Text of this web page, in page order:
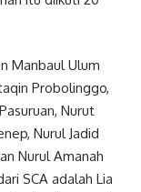
Manbaul Ulum
Probolinggo,
Nurut
Nurul Jadid
Nurul Amanah
SCA adalah Lia